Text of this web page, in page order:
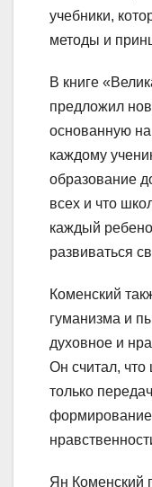
учебники,
методы и
В книге
предложил
основанную
каждому
образование
всех и что
каждый
развиваться
Коменский
гуманизма и
духовное и
Он считал,
только
Ян Коменский